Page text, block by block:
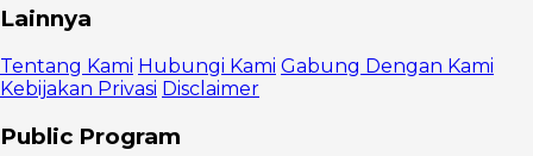
Definisi
Affiliate
Marketing
Jenis-jenis
Affiliate
Marketing
Unattached
Lainnya
Tentang Kami Hubungi Kami Gabung Dengan Kami
Kebijakan Privasi Disclaimer
Public Program